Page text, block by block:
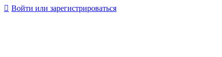
Войти или зарегистрироваться